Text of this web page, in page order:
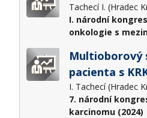
Tachecí I. (Hradec
I. národní
onkologie s
Multioborový
pacienta s
I. Tachecí (Hradec
7. národní
karcinomu (2024)